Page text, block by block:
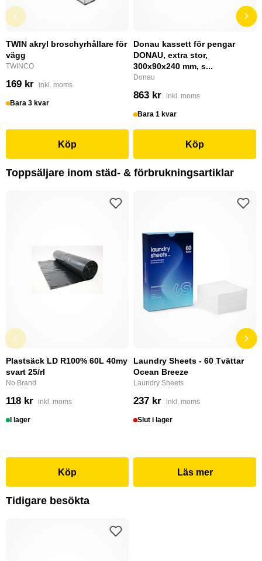
TWIN akryl broschyrhållare för
vägg
TWINCO
169 kr inkl. moms
Bara 3 kvar
Köp
Donau kassett för pengar
DONAU, extra stor,
300x90x240 mm, s...
Donau
863 kr inkl. moms
Bara 1 kvar
Köp
Toppsäljare inom städ- & förbrukningsartiklar
Plastsäck LD R100% 60L 40my
svart 25/rl
No Brand
118 kr inkl. moms
I lager
Köp
Laundry Sheets - 60 Tvättar
Ocean Breeze
Laundry Sheets
237 kr inkl. moms
Slut i lager
Läs mer
Tidigare besökta